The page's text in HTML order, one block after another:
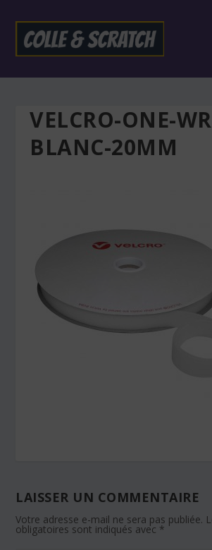
VELCRO-ONE-
BLANC-20MM
LAISSER UN COMMENTAIRE
Votre adresse e-mail ne sera pas publiée.
obligatoires sont indiqués avec *